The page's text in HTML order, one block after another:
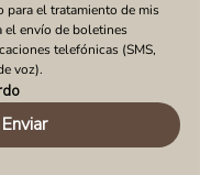
para el tratamiento de mis
el envío de boletines
telefónicas (SMS,
voz).
Enviar